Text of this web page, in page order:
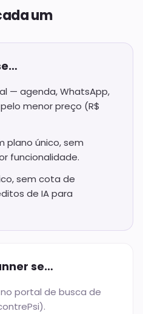
um
— agenda, WhatsApp,
menor preço (R$
plano único, sem
funcionalidade.
sem cota de
de IA para
se…
portal de busca de